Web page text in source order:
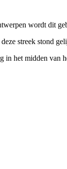
wordt dit
streek stond
in het midden van